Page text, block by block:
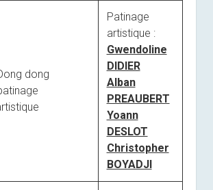
Patinage
artistique :
Gwendoline
DIDIER
Alban
PREAUBERT
Yoann
DESLOT
Christopher
BOYADJI